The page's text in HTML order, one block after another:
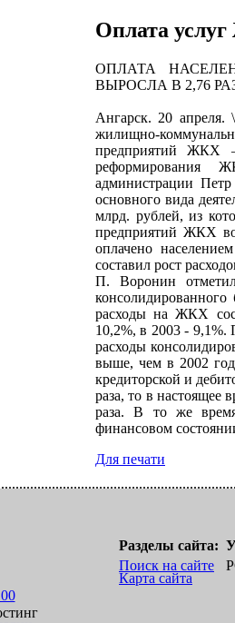
Оплата
ОПЛАТА
ВЫРОСЛА В 2,76
Ангарск. 20 апреля.
жилищно-
предприятий ЖКХ
реформирования
администрации
основного вида
млрд. рублей, из
предприятий ЖКХ
оплачено
составил рост
П. Воронин
расходы на ЖКХ
10,2%, в 2003 -
расходы
выше, чем в 2002
кредиторской и
раза, то в настоящее
раза. В то же время
финансовом
Для печати
Разделы сайта:
Поиск на сайте
Карта сайта